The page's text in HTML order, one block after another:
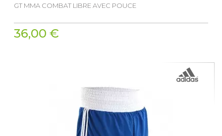
GT MMA COMBAT LIBRE AVEC POUCE
36,00 €